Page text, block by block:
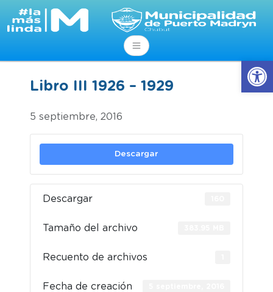
Abrir
Libro III 1926 – 1929
5 septiembre, 2016
Descargar
Descargar
Tamaño del archivo
Recuento de archivos
Fecha de creación